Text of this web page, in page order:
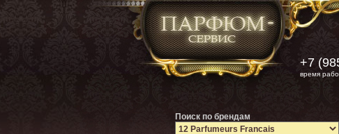
+7
время
Поиск по брендам